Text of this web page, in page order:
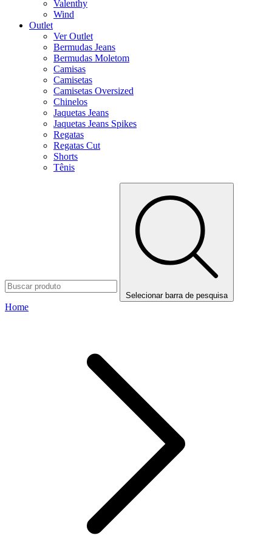
Valenthy
Wind
Outlet
Ver Outlet
Bermudas Jeans
Bermudas Moletom
Camisas
Camisetas
Camisetas Oversized
Chinelos
Jaquetas Jeans
Jaquetas Jeans Spikes
Regatas
Regatas Cut
Shorts
Tênis
Selecionar barra de pesquisa
Home